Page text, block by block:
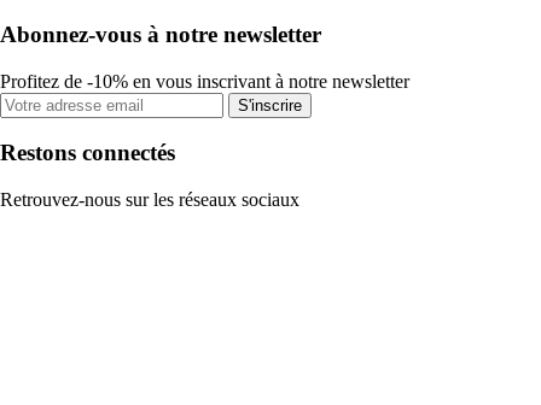
Abonnez-vous à notre newsletter
Profitez de -10% en vous inscrivant à notre newsletter
S'inscrire
Restons connectés
Retrouvez-nous sur les réseaux sociaux